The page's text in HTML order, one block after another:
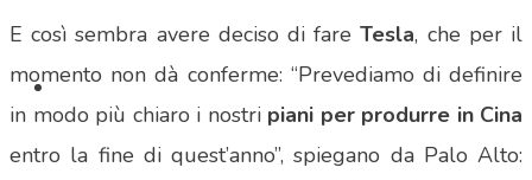
E così sembra avere deciso di fareTesla, che per il
momento non dà conferme: “Prevediamo di definire
in modo più chiaro i nostri piani per produrre in Cina
entro la fine di quest’anno”, spiegano da Palo Alto: